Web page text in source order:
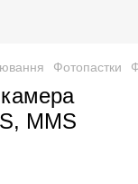
Фотопастки
MMS